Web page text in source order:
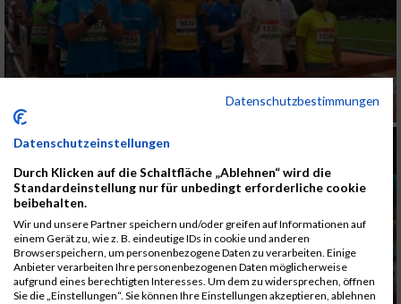
Datenschutzbestimmungen
Datenschutzeinstellungen
Durch Klicken auf die Schaltfläche „Ablehnen“ wird die
Standardeinstellung nur für unbedingt erforderliche cookie
beibehalten.
Wir und unsere Partner speichern und/oder greifen auf Informationen auf
einem Gerät zu, wie z. B. eindeutige IDs in cookie und anderen
Browserspeichern, um personenbezogene Daten zu verarbeiten. Einige
Anbieter verarbeiten Ihre personenbezogenen Daten möglicherweise
aufgrund eines berechtigten Interesses. Um dem zu widersprechen, öffnen
Sie die „Einstellungen“. Sie können Ihre Einstellungen akzeptieren, ablehnen